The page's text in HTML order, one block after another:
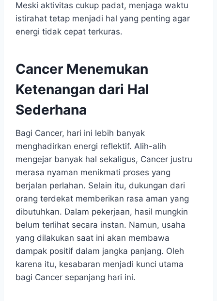
Meski aktivitas cukup padat, menjaga waktu
istirahat tetap menjadi hal yang penting agar
energi tidak cepat terkuras.
Cancer Menemukan
Ketenangan dari Hal
Sederhana
Bagi Cancer, hari ini lebih banyak
menghadirkan energi reflektif. Alih-alih
mengejar banyak hal sekaligus, Cancer justru
merasa nyaman menikmati proses yang
berjalan perlahan. Selain itu, dukungan dari
orang terdekat memberikan rasa aman yang
dibutuhkan. Dalam pekerjaan, hasil mungkin
belum terlihat secara instan. Namun, usaha
yang dilakukan saat ini akan membawa
dampak positif dalam jangka panjang. Oleh
karena itu, kesabaran menjadi kunci utama
bagi Cancer sepanjang hari ini.